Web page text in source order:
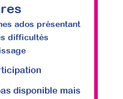
ados présentant
difficultés
disponible mais